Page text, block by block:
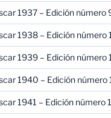
1937 – Edición número
1938 – Edición número
1939 – Edición número
1940 – Edición número
1941 – Edición número